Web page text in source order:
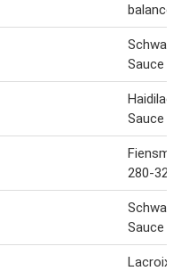
balance
Sauce
Haidilao
Sauce
280-
Sauce
Lacroix